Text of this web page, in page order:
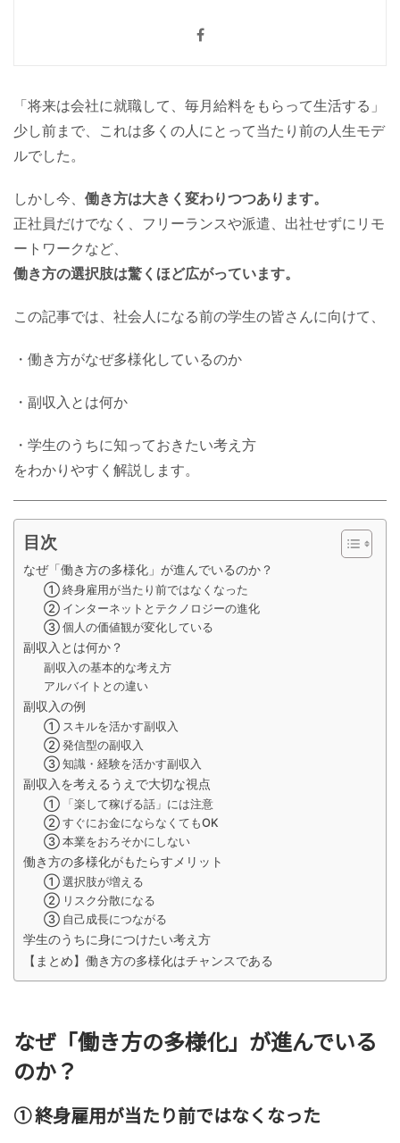
「将来は会社に就職して、毎月給料をもらって生活する」
少し前まで、これは多くの人にとって当たり前の人生モデ
ルでした。
しかし今、 働き方は大きく変わりつつあります。
正社員だけでなく、フリーランスや派遣、出社せずにリモ
ートワークなど、
働き方の選択肢は驚くほど広がっています。
この記事では、社会人になる前の学生の皆さんに向けて、
・働き方がなぜ多様化しているのか
・副収入とは何か
・学生のうちに知っておきたい考え方
をわかりやすく解説します。
目次
なぜ「働き方の多様化」が進んでいるのか？
① 終身雇用が当たり前ではなくなった
② インターネットとテクノロジーの進化
③ 個人の価値観が変化している
副収入とは何か？
副収入の基本的な考え方
アルバイトとの違い
副収入の例
① スキルを活かす副収入
② 発信型の副収入
③ 知識・経験を活かす副収入
副収入を考えるうえで大切な視点
① 「楽して稼げる話」には注意
② すぐにお金にならなくてもOK
③ 本業をおろそかにしない
働き方の多様化がもたらすメリット
① 選択肢が増える
② リスク分散になる
③ 自己成長につながる
学生のうちに身につけたい考え方
【まとめ】働き方の多様化はチャンスである
なぜ「働き方の多様化」が進んでいる
のか？
① 終身雇用が当たり前ではなくなった